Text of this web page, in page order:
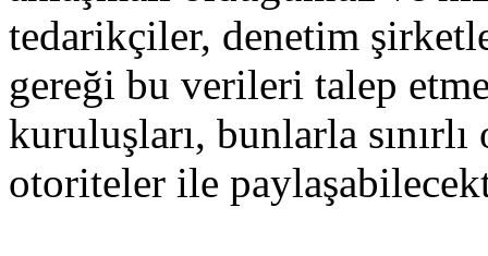
tedarikçiler, denetim
gereği bu verileri talep
kuruluşları, bunlarla
otoriteler ile